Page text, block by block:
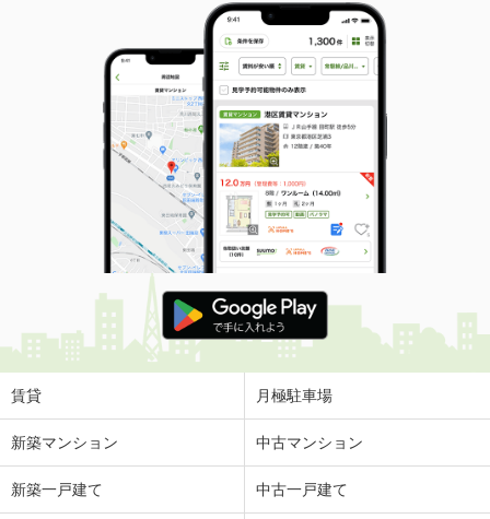
賃貸 月極駐車場
新築マンション 中古マンション
新築一戸建て 中古一戸建て